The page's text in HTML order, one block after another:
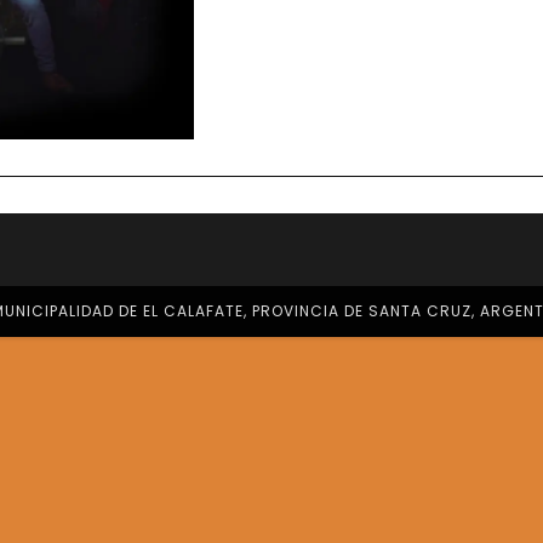
DE EL CALAFATE, PROVINCIA DE SANTA CRUZ,